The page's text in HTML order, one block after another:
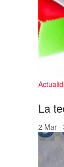
La
2 Mar ·